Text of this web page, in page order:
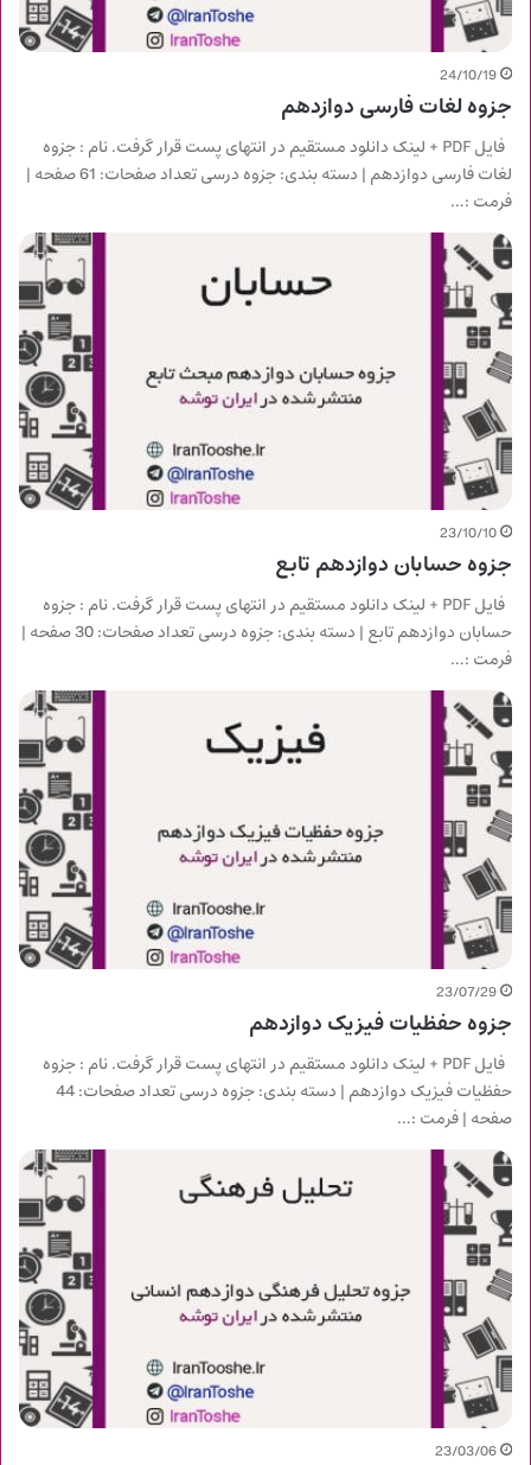
24/10/19
جزوه لغات فارسی دوازدهم
فایل PDF + لینک دانلود مستقیم در انتهای پست قرار گرفت. نام : جزوه
لغات فارسی دوازدهم | دسته بندی: جزوه درسی تعداد صفحات: 61 صفحه |
فرمت :…
23/10/10
جزوه حسابان دوازدهم تابع
فایل PDF + لینک دانلود مستقیم در انتهای پست قرار گرفت. نام : جزوه
حسابان دوازدهم تابع | دسته بندی: جزوه درسی تعداد صفحات: 30 صفحه |
فرمت :…
23/07/29
جزوه حفظیات فیزیک دوازدهم
فایل PDF + لینک دانلود مستقیم در انتهای پست قرار گرفت. نام : جزوه
حفظیات فیزیک دوازدهم | دسته بندی: جزوه درسی تعداد صفحات: 44
صفحه | فرمت :…
23/03/06